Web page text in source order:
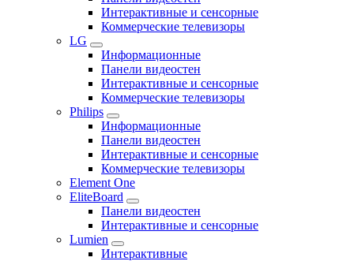
Интерактивные и сенсорные
Коммерческие телевизоры
LG
Информационные
Панели видеостен
Интерактивные и сенсорные
Коммерческие телевизоры
Philips
Информационные
Панели видеостен
Интерактивные и сенсорные
Коммерческие телевизоры
Element One
EliteBoard
Панели видеостен
Интерактивные и сенсорные
Lumien
Интерактивные